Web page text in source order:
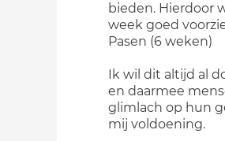
bieden. Hierdoor
week goed
Pasen (6 weken)
Ik wil dit altijd al
en daarmee
glimlach op hun
mij voldoening.